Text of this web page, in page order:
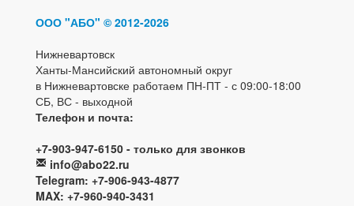
ООО "АБО" © 2012-2026
Нижневартовск
Ханты-Мансийский автономный округ
в Нижневартовске работаем ПН-ПТ - с 09:00-18:00
СБ, ВС - выходной
Телефон и почта:
+7-903-947-6150 - только для звонков
info@abo22.ru
Telegram: +7-906-943-4877
MAX: +7-960-940-3431